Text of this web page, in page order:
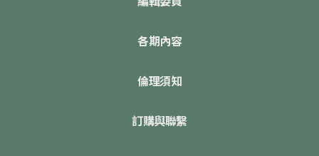
各期內容
倫理須知
訂購與聯繫